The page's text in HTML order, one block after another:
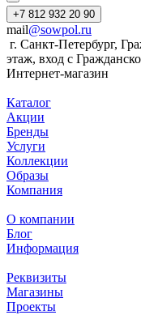
+7 812 932 20 90
mail@sowpol.ru
г. Санкт-Петербург,
этаж, вход с
Интернет-магазин
Каталог
Акции
Бренды
Услуги
Коллекции
Образы
Компания
О компании
Блог
Информация
Реквизиты
Магазины
Проекты